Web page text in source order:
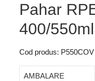
Pahar
400/
Cod produs: P550COV
AMBALARE